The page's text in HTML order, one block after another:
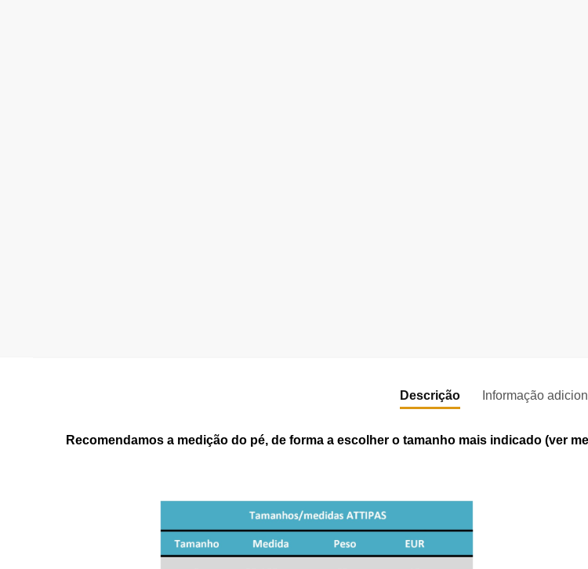
Descrição Informação
Recomendamos a medição do pé, de forma a escolher o tamanho mais indicado (ver